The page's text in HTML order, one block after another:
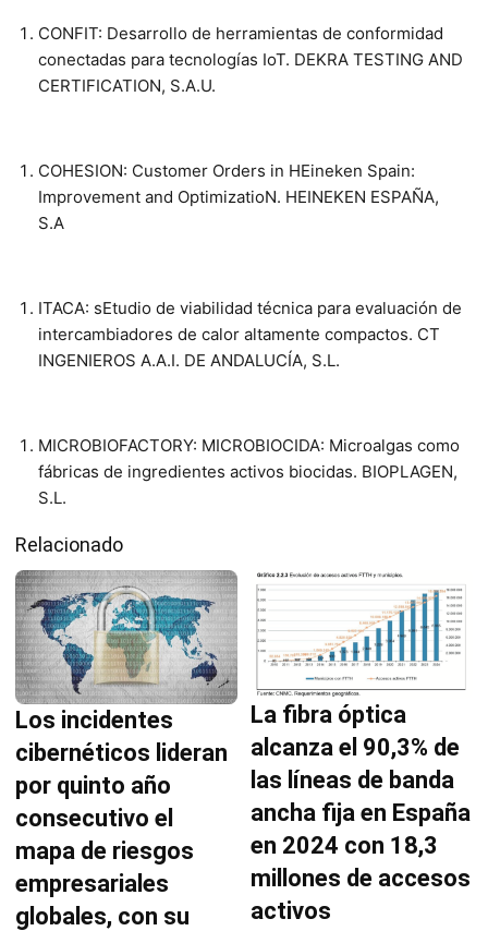
CONFIT: Desarrollo de herramientas de conformidad
conectadas para tecnologías IoT. DEKRA TESTING AND
CERTIFICATION, S.A.U.
COHESION: Customer Orders in HEineken Spain:
Improvement and OptimizatioN. HEINEKEN ESPAÑA,
S.A
ITACA: sEtudio de viabilidad técnica para evaluación de
intercambiadores de calor altamente compactos. CT
INGENIEROS A.A.I. DE ANDALUCÍA, S.L.
MICROBIOFACTORY: MICROBIOCIDA: Microalgas como
fábricas de ingredientes activos biocidas. BIOPLAGEN,
S.L.
Relacionado
Los incidentes
cibernéticos lideran
por quinto año
consecutivo el
mapa de riesgos
empresariales
globales, con su
La fibra óptica
alcanza el 90,3% de
las líneas de banda
ancha fija en España
en 2024 con 18,3
millones de accesos
activos